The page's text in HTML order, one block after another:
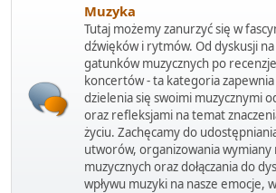
Muzyka
Tutaj możemy zanurzyć się w
dźwięków i rytmów. Od dyskusji
gatunków muzycznych po
koncertów - ta kategoria
dzielenia się swoimi muzycznymi
oraz refleksjami na temat
życiu. Zachęcamy do
utworów, organizowania
muzycznych oraz dołączania do
wpływu muzyki na nasze emocje,